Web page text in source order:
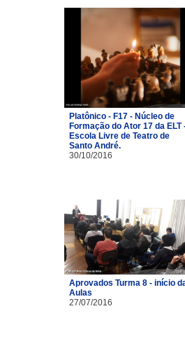
Platônico - F17 - Núcleo de
Formação do Ator 17 da ELT
Escola Livre de Teatro de
Santo André.
30/10/2016
Aprovados Turma 8 - início
Aulas
27/07/2016